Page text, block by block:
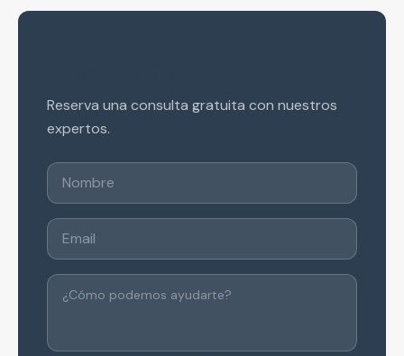
Reserva una consulta gratuita con nuestros
expertos.